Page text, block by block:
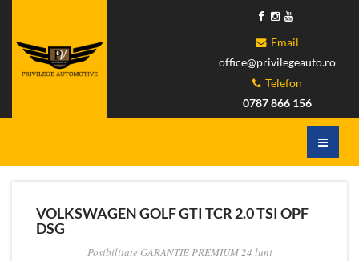
Email
office@privilegeauto.ro
Telefon
0787 866 156
VOLKSWAGEN GOLF GTI TCR 2.0 TSI OPF
DSG
Posibilitate GARANTIE PREMIUM 24 luni